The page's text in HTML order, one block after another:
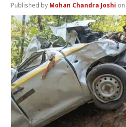
Mohan Chandra Joshi